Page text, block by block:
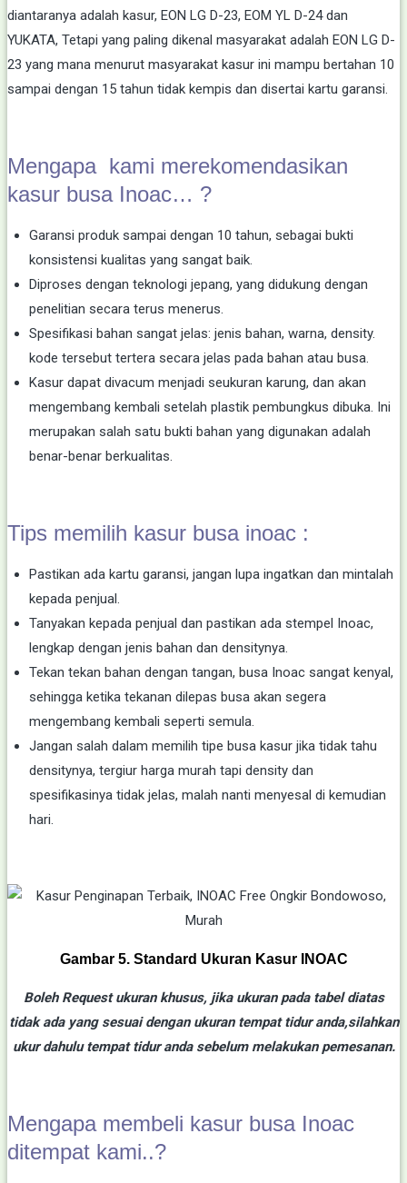
diantaranya adalah kasur, EON LG D-23, EOM YL D-24 dan
YUKATA, Tetapi yang paling dikenal masyarakat adalah EON LG D-
23 yang mana menurut masyarakat kasur ini mampu bertahan 10
sampai dengan 15 tahun tidak kempis dan disertai kartu garansi.
Mengapa kami merekomendasikan
kasur busa Inoac… ?
Garansi produk sampai dengan 10 tahun, sebagai bukti
konsistensi kualitas yang sangat baik.
Diproses dengan teknologi jepang, yang didukung dengan
penelitian secara terus menerus.
Spesifikasi bahan sangat jelas: jenis bahan, warna, density.
kode tersebut tertera secara jelas pada bahan atau busa.
Kasur dapat divacum menjadi seukuran karung, dan akan
mengembang kembali setelah plastik pembungkus dibuka. Ini
merupakan salah satu bukti bahan yang digunakan adalah
benar-benar berkualitas.
Tips memilih kasur busa inoac :
Pastikan ada kartu garansi, jangan lupa ingatkan dan mintalah
kepada penjual.
Tanyakan kepada penjual dan pastikan ada stempel Inoac,
lengkap dengan jenis bahan dan densitynya.
Tekan tekan bahan dengan tangan, busa Inoac sangat kenyal,
sehingga ketika tekanan dilepas busa akan segera
mengembang kembali seperti semula.
Jangan salah dalam memilih tipe busa kasur jika tidak tahu
densitynya, tergiur harga murah tapi density dan
spesifikasinya tidak jelas, malah nanti menyesal di kemudian
hari.
Gambar 5. Standard Ukuran Kasur INOAC
Boleh Request ukuran khusus, jika ukuran pada tabel diatas
tidak ada yang sesuai dengan ukuran tempat tidur anda,silahkan
ukur dahulu tempat tidur anda sebelum melakukan pemesanan.
Mengapa membeli kasur busa Inoac
ditempat kami..?